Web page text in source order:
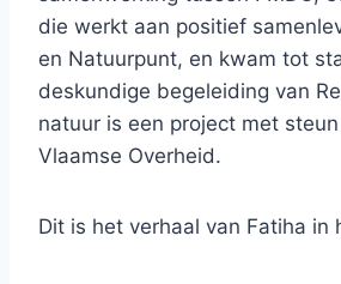
die werkt aan positief
en Natuurpunt, en kwam tot
deskundige begeleiding van
natuur is een project met
Vlaamse Overheid.
Dit is het verhaal van Fatiha in